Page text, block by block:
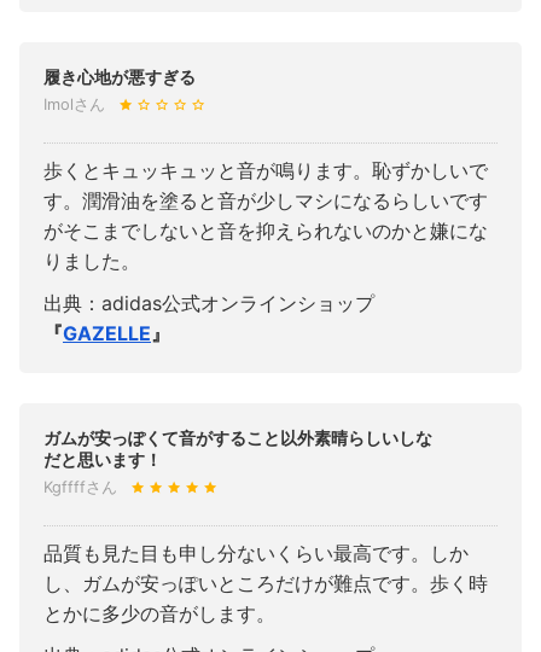
履き心地が悪すぎる
Imolさん
歩くとキュッキュッと音が鳴ります。恥ずかしいで
す。潤滑油を塗ると音が少しマシになるらしいです
がそこまでしないと音を抑えられないのかと嫌にな
りました。
出典：adidas公式オンラインショップ
『GAZELLE』
ガムが安っぽくて音がすること以外素晴らしいしな
だと思います！
Kgffffさん
品質も見た目も申し分ないくらい最高です。しか
し、ガムが安っぽいところだけが難点です。歩く時
とかに多少の音がします。